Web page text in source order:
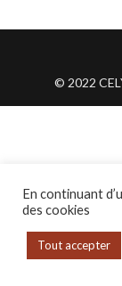
© 2022
En continuant
des cookies
Tout accepter